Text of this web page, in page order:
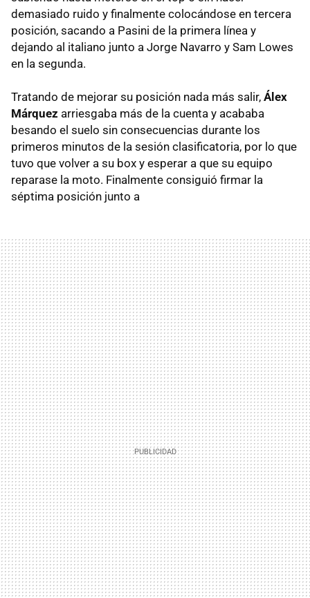
demasiado ruido y finalmente colocándose en tercera
posición, sacando a Pasini de la primera línea y
dejando al italiano junto a Jorge Navarro y Sam Lowes
en la segunda.
Tratando de mejorar su posición nada más salir, Álex
Márquez arriesgaba más de la cuenta y acababa
besando el suelo sin consecuencias durante los
primeros minutos de la sesión clasificatoria, por lo que
tuvo que volver a su box y esperar a que su equipo
reparase la moto. Finalmente consiguió firmar la
séptima posición junto a